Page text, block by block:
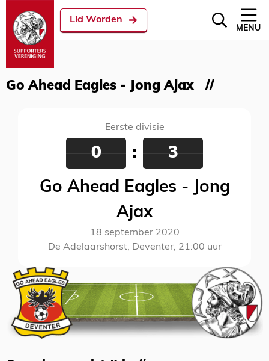
Lid Worden
MENU
Go Ahead Eagles - Jong Ajax
Eerste divisie
0 : 3
Go Ahead Eagles - Jong
Ajax
18 september 2020
De Adelaarshorst, Deventer, 21:00 uur